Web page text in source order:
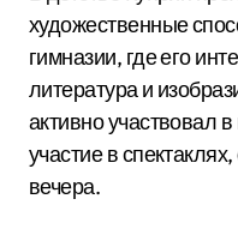
художественные
гимназии, где его
литература и
активно участвовал
участие в
вечера.